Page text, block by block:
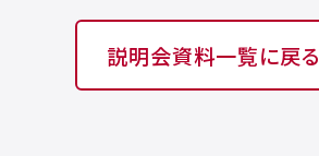
説明会資料一覧に戻る